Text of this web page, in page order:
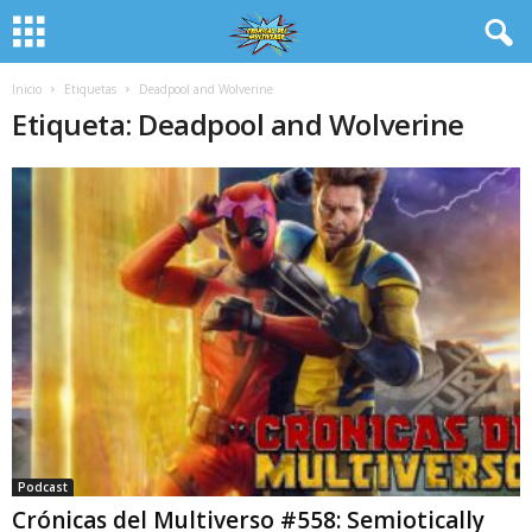
Inicio Etiquetas Deadpool and Wolverine
Etiqueta: Deadpool and Wolverine
Podcast
Crónicas del Multiverso #558: Semiotically